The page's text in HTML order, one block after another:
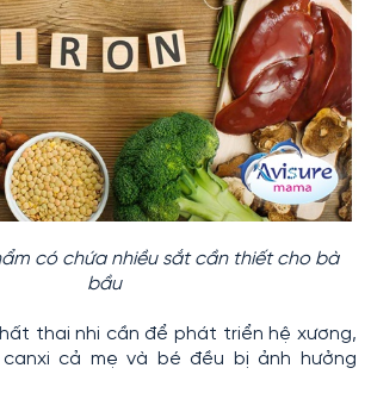
có chứa nhiều sắt cần thiết cho bà
bầu
thai nhi cần để phát triển hệ xương,
cả mẹ và bé đều bị ảnh hưởng